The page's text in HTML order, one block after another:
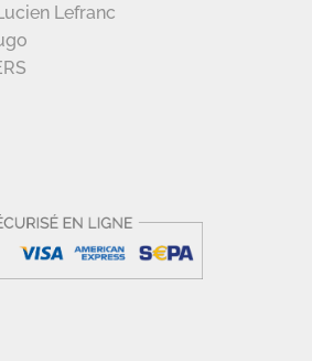
Lefranc